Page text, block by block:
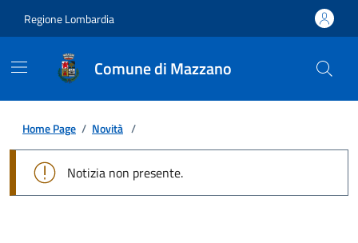
Regione Lombardia
Comune di Mazzano
Home Page / Novità /
Notizia non presente.